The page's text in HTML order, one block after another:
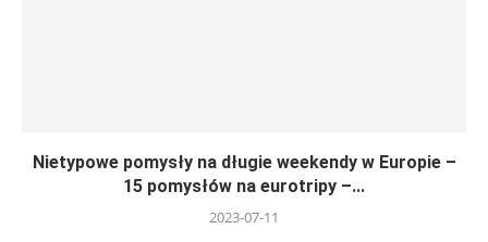
Nietypowe pomysły na długie weekendy w Europie –
15 pomysłów na eurotripy –...
2023-07-11